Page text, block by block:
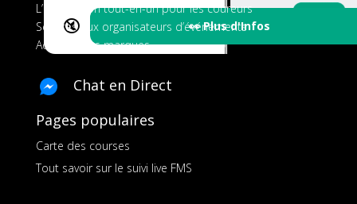
🔇 👀 Plus d'Infos
L’application tout-en-un pour les coureurs
Services aux organisateurs d’événements
Ads pour les marques
Chat en Direct
Pages populaires
Carte des courses
Tout savoir sur le suivi live FMS